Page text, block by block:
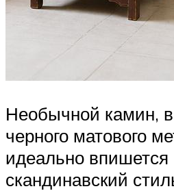
Необычной камин,
черного матового
идеально впишется
скандинавский